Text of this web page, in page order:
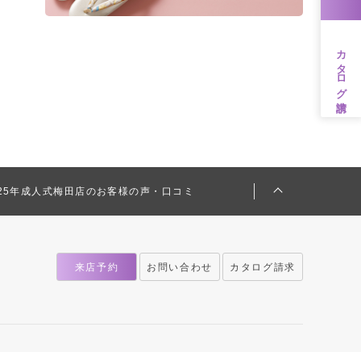
年成人式梅田店のお客様の声・口コミ
カタログ請求
来店予約 お問い合わせ カタログ請求